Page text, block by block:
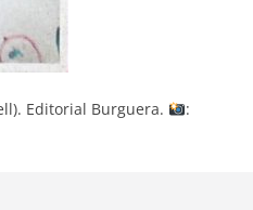
Editorial Burguera.
: